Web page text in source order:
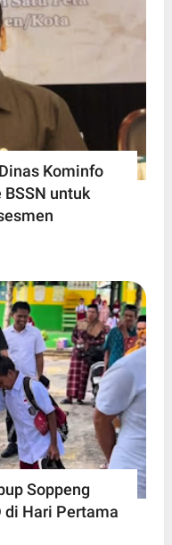
Kominfo
untuk
Soppeng
di Hari Pertama